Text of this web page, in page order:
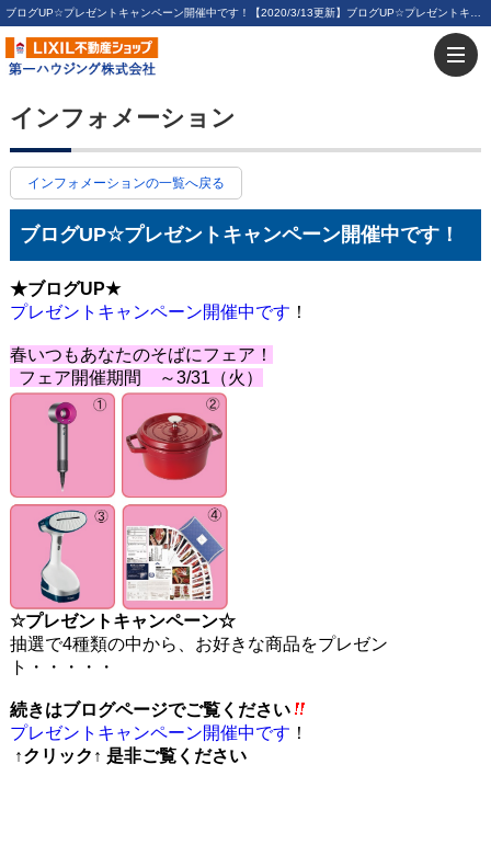
インフォメーション
インフォメーションの一覧へ戻る
ブログUP☆プレゼントキャンペーン開催中です！
★ブログUP★
プレゼントキャンペーン開催中です ！
春いつもあなたのそばにフェア！
フェア開催期間 ～3/31（火）
☆プレゼントキャンペーン☆
抽選で4種類の中から、お好きな商品をプレゼン
ト・・・・・
続きはブログページでご覧ください
プレゼントキャンペーン開催中です ！
↑クリック↑ 是非ご覧ください